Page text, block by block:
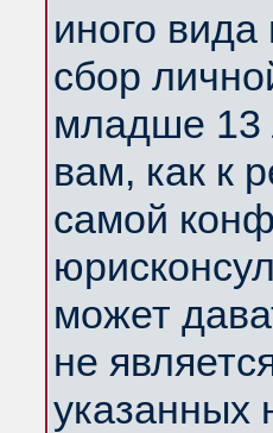
иного
сбор
младше 13
вам, как к
самой
может
не
указанных